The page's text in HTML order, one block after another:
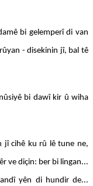
bi gelemperî di van
- disekinin jî, bal tê
bi dawî kir û wiha
jî cihê ku rû lê tune ne,
ve diçin: ber bi lingan...
yên di hundir de...